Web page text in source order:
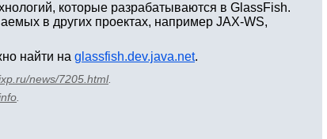
которые разрабатываются в GlassFish.
в других проектах, например JAX-WS,
найти на glassfish.dev.java.net.
news/7205.html.